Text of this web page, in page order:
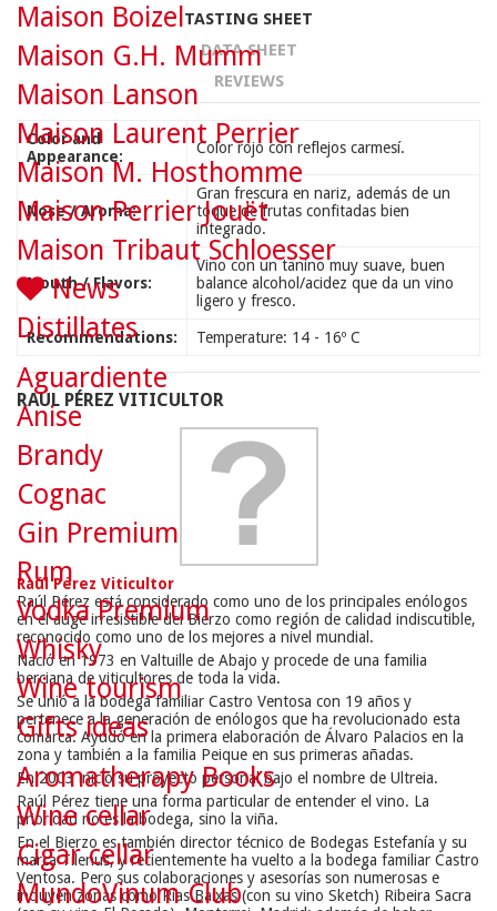
TASTING SHEET
DATA SHEET
REVIEWS
Color and
Appearance:
Color rojo con reflejos carmesí.
Nose / Aroma:
Gran frescura en nariz, además de un
toque de frutas confitadas bien
integrado.
Mouth / Flavors:
Vino con un tanino muy suave, buen
balance alcohol/acidez que da un vino
ligero y fresco.
Recommendations: Temperature: 14 - 16º C
RAÚL PÉREZ VITICULTOR
Raúl Pérez Viticultor
Raúl Pérez está considerado como uno de los principales enólogos
en el auge irresistible del Bierzo como región de calidad indiscutible,
reconocido como uno de los mejores a nivel mundial.
Nació en 1973 en Valtuille de Abajo y procede de una familia
berciana de viticultores de toda la vida.
Se unió a la bodega familiar Castro Ventosa con 19 años y
pertenece a la generación de enólogos que ha revolucionado esta
comarca. Ayudó en la primera elaboración de Álvaro Palacios en la
zona y también a la familia Peique en sus primeras añadas.
En 2003 inició su proyecto personal bajo el nombre de Ultreia.
Raúl Pérez tiene una forma particular de entender el vino. La
prioridad no es la bodega, sino la viña.
En el Bierzo es también director técnico de Bodegas Estefanía y su
marca Tilenus, y recientemente ha vuelto a la bodega familiar Castro
Ventosa. Pero sus colaboraciones y asesorías son numerosas e
incluyen zonas como Rías Baixas (con su vino Sketch) Ribeira Sacra
Maison Boizel
Maison G.H. Mumm
Maison Lanson
Maison Laurent Perrier
Maison M. Hosthomme
Maison Perrier Jouët
Maison Tribaut Schloesser
News
Distillates
Aguardiente
Anise
Brandy
Cognac
Gin Premium
Rum
Vodka Premium
Whisky
Wine tourism
Gifts ideas
Aromatherapy Books
Wine cellar
Cigar cellar
MundoVinum Club